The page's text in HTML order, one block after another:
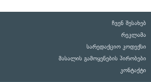
ჩვენ შესახებ
რეკლამა
სარედაქციო კოდექსი
მასალის გამოყენების პირობები
კონტაქტი